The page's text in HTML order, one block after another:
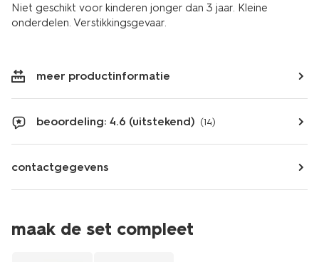
Niet geschikt voor kinderen jonger dan 3 jaar. Kleine
onderdelen. Verstikkingsgevaar.
meer productinformatie
beoordeling: 4.6 (uitstekend) (14)
contactgegevens
maak de set compleet